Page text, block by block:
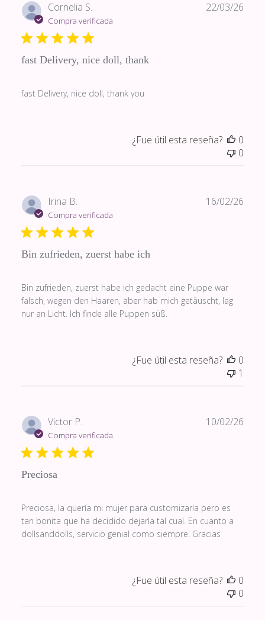
Cornelia S.
Compra verificada
fast Delivery, nice doll, thank
fast Delivery, nice doll, thank you
22/03/26
¿Fue útil esta reseña?
0
0
Irina B.
Compra verificada
Bin zufrieden, zuerst habe ich
Bin zufrieden, zuerst habe ich gedacht eine Puppe war
falsch, wegen den Haaren, aber hab mich getäuscht, lag
nur an Licht. Ich finde alle Puppen süß.
16/02/26
¿Fue útil esta reseña?
0
1
Victor P.
Compra verificada
Preciosa
Preciosa, la quería mi mujer para customizarla pero es
tan bonita que ha decidido dejarla tal cual. En cuanto a
dollsanddolls, servicio genial como siempre. Gracias
10/02/26
¿Fue útil esta reseña?
0
0